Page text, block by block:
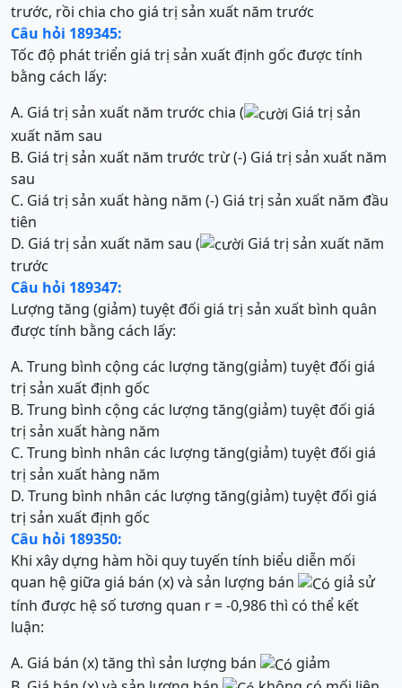
trước, rồi chia cho giá trị sản xuất năm trước
Câu hỏi 189345:
Tốc độ phát triển giá trị sản xuất định gốc được tính
bằng cách lấy:
A. Giá trị sản xuất năm trước chia (
Giá trị sản
xuất năm sau
B. Giá trị sản xuất năm trước trừ (-) Giá trị sản xuất năm
sau
C. Giá trị sản xuất hàng năm (-) Giá trị sản xuất năm đầu
tiên
D. Giá trị sản xuất năm sau (
Giá trị sản xuất năm
trước
Câu hỏi 189347:
Lượng tăng (giảm) tuyệt đối giá trị sản xuất bình quân
được tính bằng cách lấy:
A. Trung bình cộng các lượng tăng(giảm) tuyệt đối giá
trị sản xuất định gốc
B. Trung bình cộng các lượng tăng(giảm) tuyệt đối giá
trị sản xuất hàng năm
C. Trung bình nhân các lượng tăng(giảm) tuyệt đối giá
trị sản xuất hàng năm
D. Trung bình nhân các lượng tăng(giảm) tuyệt đối giá
trị sản xuất định gốc
Câu hỏi 189350:
Khi xây dựng hàm hồi quy tuyến tính biểu diễn mối
quan hệ giữa giá bán (x) và sản lượng bán
giả sử
tính được hệ số tương quan r = -0,986 thì có thể kết
luận:
A. Giá bán (x) tăng thì sản lượng bán
giảm